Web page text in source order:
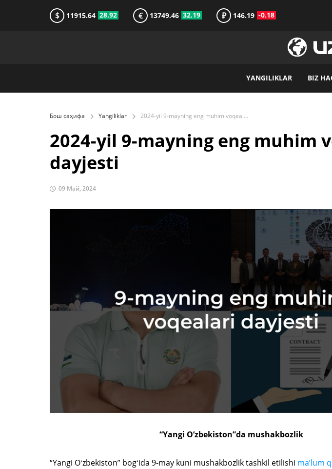
$ 11915.64 28.92 € 13749.46 32.19 ₽ 146.19 -0.18
YANGILIKLAR BIZ
Бош саҳифа Yangiliklar 2024-yil 9-mayning eng muhim voqealari dayjesti
2024-yil 9-mayning eng muhim
dayjesti
09 Май, 2024
“Yangi O’zbekiston”da mushakbozlik
“Yangi Oʻzbekiston” bogʻida 9-may kuni mushakbozlik tashkil etilishi ma’lum